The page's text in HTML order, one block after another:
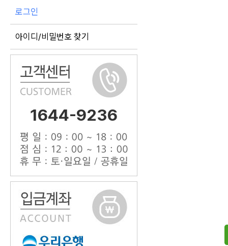
로그인
아이디/비밀번호 찾기
1644-9236